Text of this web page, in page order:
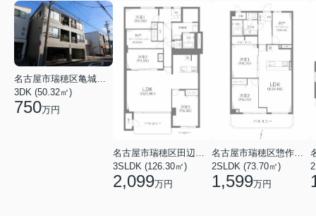
名古屋市瑞穂区亀城町３丁目
3DK (50.32㎡)
750万円
名古屋市瑞穂区田辺通２丁目
3SLDK (126.30㎡)
2,099万円
名古屋市瑞穂区惣作町２丁目
2SLDK (73.70㎡)
1,599万円